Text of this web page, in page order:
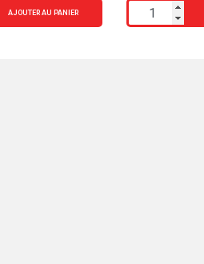
AJOUTER AU PANIER
quantité
de